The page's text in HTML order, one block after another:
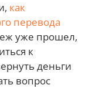
как
перевода
уже прошел,
к
деньги
вопрос